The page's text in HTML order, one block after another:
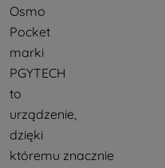
Osmo
Pocket
marki
PGYTECH
to
urządzenie,
dzięki
któremu znacznie